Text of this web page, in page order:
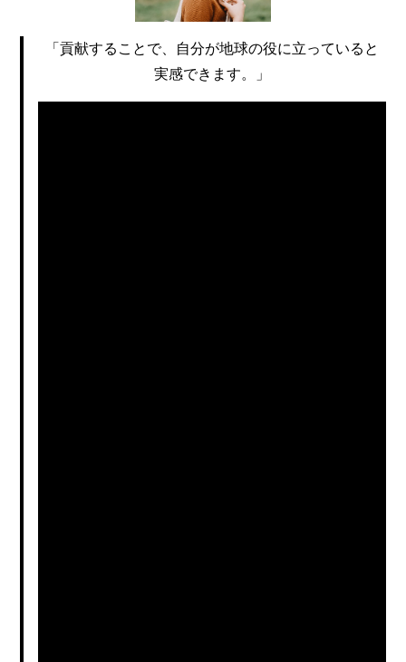
「貢献することで、自分が地球の役に立っていると
実感できます。」